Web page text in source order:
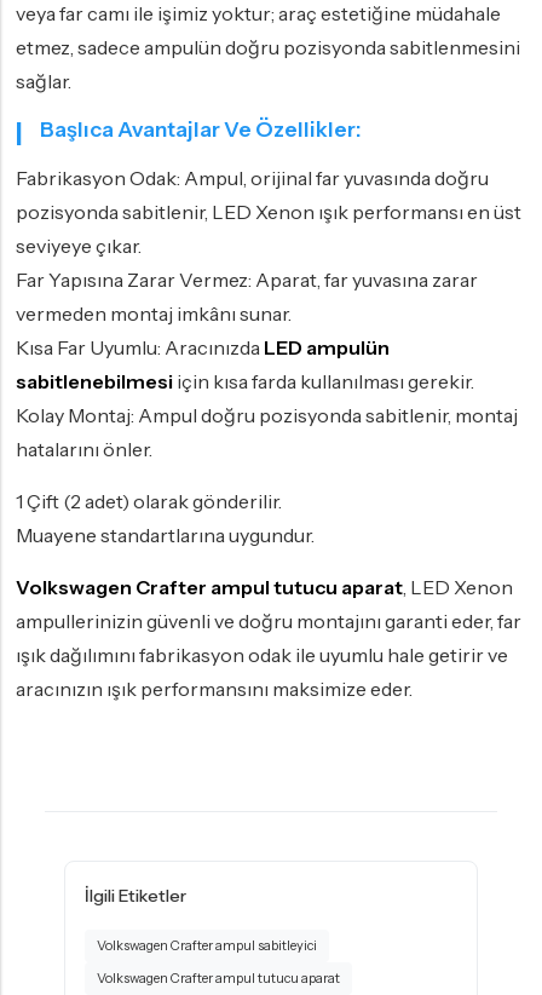
veya far camı ile işimiz yoktur; araç estetiğine müdahale
etmez, sadece ampulün doğru pozisyonda sabitlenmesini
sağlar.
Başlıca Avantajlar Ve Özellikler:
Fabrikasyon Odak: Ampul, orijinal far yuvasında doğru
pozisyonda sabitlenir, LED Xenon ışık performansı en üst
seviyeye çıkar.
Far Yapısına Zarar Vermez: Aparat, far yuvasına zarar
vermeden montaj imkânı sunar.
Kısa Far Uyumlu: Aracınızda LED ampulün
sabitlenebilmesi için kısa farda kullanılması gerekir.
Kolay Montaj: Ampul doğru pozisyonda sabitlenir, montaj
hatalarını önler.
1 Çift (2 adet) olarak gönderilir.
Muayene standartlarına uygundur.
Volkswagen Crafter ampul tutucu aparat, LED Xenon
ampullerinizin güvenli ve doğru montajını garanti eder, far
ışık dağılımını fabrikasyon odak ile uyumlu hale getirir ve
aracınızın ışık performansını maksimize eder.
İlgili Etiketler
Volkswagen Crafter ampul sabitleyici
Volkswagen Crafter ampul tutucu aparat